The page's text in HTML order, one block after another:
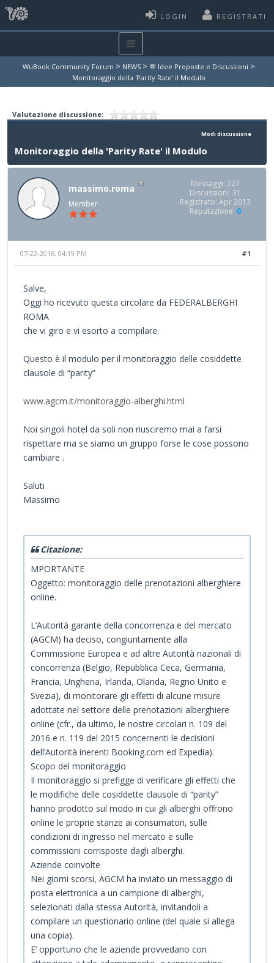
LOGIN REGISTRATI
WuBook Community Forum > NEWS > 💬 Idee Proposte e Discussioni >
Monitoraggio della 'Parity Rate' il Modulo
Valutazione discussione:
Modi discussione
Monitoraggio della 'Parity Rate' il Modulo
massimo.roma
Member
Messaggi: 227
Discussioni: 31
Registrato: Apr 2013
Reputazione: 0
#1
07-22-2016, 04:19 PM
Salve,
Oggi ho ricevuto questa circolare da FEDERALBERGHI
ROMA
che vi giro e vi esorto a compilare.
Questo è il modulo per il monitoraggio delle cosiddette
clausole di “parity”
www.agcm.it/monitoraggio-alberghi.html
Noi singoli hotel da soli non riusciremo mai a farsi
rispettare ma se siamo un gruppo forse le cose possono
cambiare .
Saluti
Massimo
Citazione:
MPORTANTE
Oggetto: monitoraggio delle prenotazioni alberghiere
online.
L’Autorità garante della concorrenza e del mercato
(AGCM) ha deciso, congiuntamente alla
Commissione Europea e ad altre Autorità nazionali di
concorrenza (Belgio, Repubblica Ceca, Germania,
Francia, Ungheria, Irlanda, Olanda, Regno Unito e
Svezia), di monitorare gli effetti di alcune misure
adottate nel settore delle prenotazioni alberghiere
online (cfr., da ultimo, le nostre circolari n. 109 del
2016 e n. 119 del 2015 concernenti le decisioni
dell’Autorità inerenti Booking.com ed Expedia).
Scopo del monitoraggio
Il monitoraggio si prefigge di verificare gli effetti che
le modifiche delle cosiddette clausole di “parity”
hanno prodotto sul modo in cui gli alberghi offrono
online le proprie stanze ai consumatori, sulle
condizioni di ingresso nel mercato e sulle
commissioni corrisposte dagli alberghi.
Aziende coinvolte
Nei giorni scorsi, AGCM ha inviato un messaggio di
posta elettronica a un campione di alberghi,
selezionati dalla stessa Autorità, invitandoli a
compilare un questionario online (del quale si allega
una copia).
E’ opportuno che le aziende provvedano con